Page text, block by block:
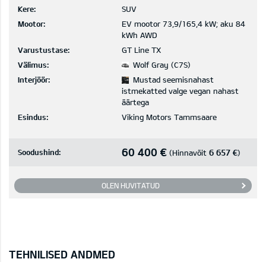
Kere:
SUV
Mootor:
EV mootor 73,9/165,4 kW; aku 84
kWh AWD
Varustustase:
GT Line TX
Välimus:
Wolf Gray (C7S)
Interjöör:
Mustad seemisnahast
istmekatted valge vegan nahast
äärtega
Esindus:
Viking Motors Tammsaare
Soodushind: 60 400 € (Hinnavõit 6 657 €)
OLEN HUVITATUD
TEHNILISED ANDMED